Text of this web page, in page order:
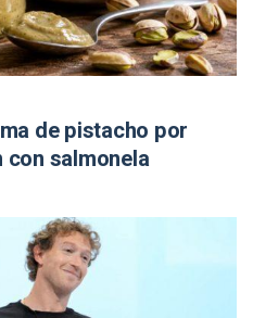
de pistacho por
salmonela